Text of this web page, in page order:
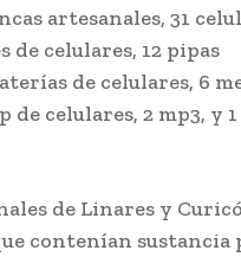
artesanales, 31
de celulares, 12 pipas
de celulares, 6
celulares, 2 mp3, y
de Linares y
contenían sustancia